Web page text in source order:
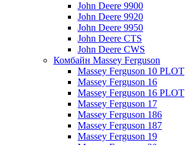
John Deere 9900
John Deere 9920
John Deere 9950
John Deere CTS
John Deere CWS
Комбайн Massey Ferguson
Massey Ferguson 10 PLOT
Massey Ferguson 16
Massey Ferguson 16 PLOT
Massey Ferguson 17
Massey Ferguson 186
Massey Ferguson 187
Massey Ferguson 19